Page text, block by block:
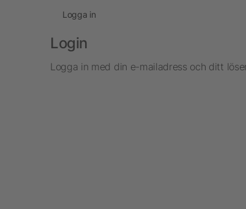
Logga in
Login
Logga in med din e-mailadress och ditt